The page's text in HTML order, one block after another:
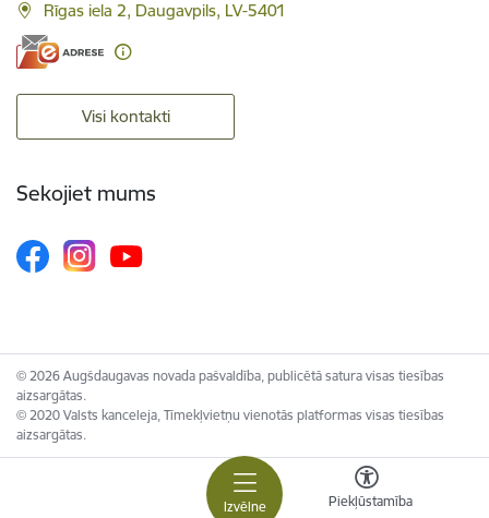
Izvēlne Piekļūstamība
Rīgas iela 2, Daugavpils, LV-5401
Visi kontakti
Sekojiet mums
© 2026 Augšdaugavas novada pašvaldība, publicētā satura visas tiesības
aizsargātas.
© 2020 Valsts kanceleja, Tīmekļvietņu vienotās platformas visas tiesības
aizsargātas.